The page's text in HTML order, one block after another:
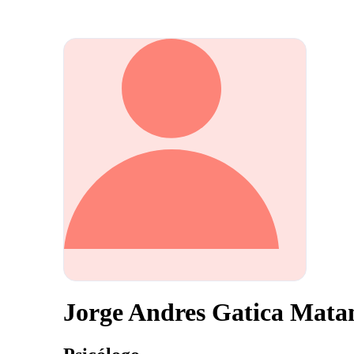
Jorge Andres Gatica